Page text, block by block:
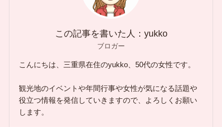
この記事を書いた人：yukko
ブロガー
こんにちは、三重県在住のyukko、50代の女性です。
観光地のイベントや年間行事や女性が気になる話題や
役立つ情報を発信していきますので、よろしくお願い
します。